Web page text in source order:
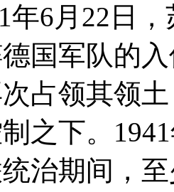
年6月22日
国军队的
占领其领
之下。
治期间，